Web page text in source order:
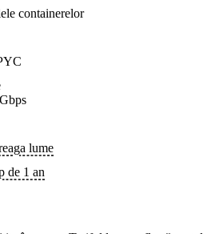
containerelor
lume
de 1 an